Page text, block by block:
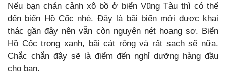
Nếu bạn chán cảnh xô bồ ở biển Vũng Tàu thì có thể
đến biển Hồ Cốc nhé. Đây là bãi biển mới được khai
thác gần đây nên vẫn còn nguyên nét hoang sơ. Biển
Hồ Cốc trong xanh, bãi cát rộng và rất sạch sẽ nữa.
Chắc chắn đây sẽ là điểm đến nghỉ dưỡng hàng đầu
cho bạn.